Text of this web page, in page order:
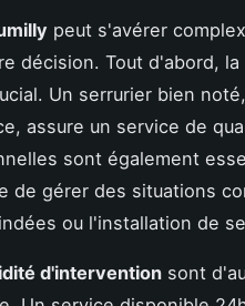
peut s'avérer
décision. Tout d'abord, la
Un serrurier bien
assure un service de
sont également
de gérer des situations
ou l'installation de
d'intervention sont